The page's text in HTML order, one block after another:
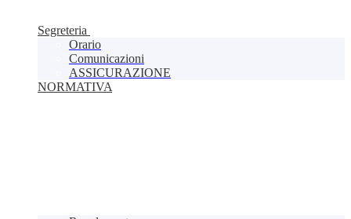
Segreteria
Orario
Comunicazioni
ASSICURAZIONE
NORMATIVA